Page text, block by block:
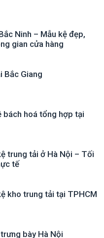
Ninh – Mẫu kệ đẹp,
gian cửa hàng
Bắc Giang
bách hoá tổng hợp tại
trung tải ở Hà Nội – Tối
tế
kho trung tải tại TPHCM
bày Hà Nội